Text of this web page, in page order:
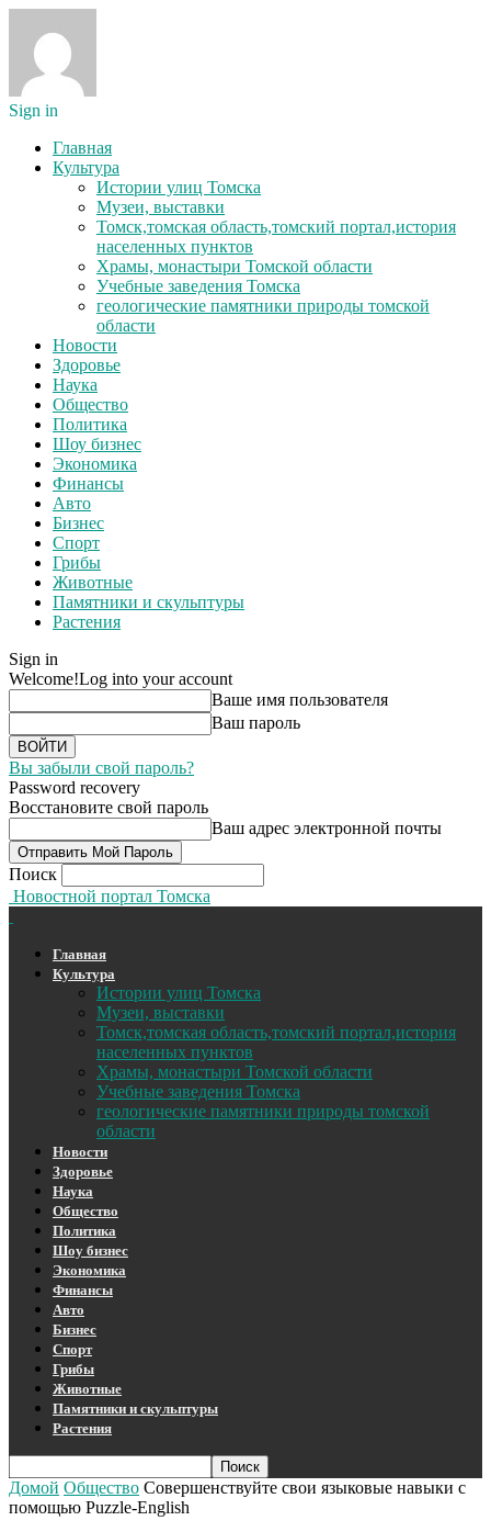
Sign in
Главная
Культура
Истории улиц Томска
Музеи, выставки
Томск,томская область,томский портал,история
населенных пунктов
Храмы, монастыри Томской области
Учебные заведения Томска
геологические памятники природы томской
области
Новости
Здоровье
Наука
Общество
Политика
Шоу бизнес
Экономика
Финансы
Авто
Бизнес
Спорт
Грибы
Животные
Памятники и скульптуры
Растения
Sign in
Welcome!Log into your account
Ваше имя пользователя
Ваш пароль
Вы забыли свой пароль?
Password recovery
Восстановите свой пароль
Ваш адрес электронной почты
Поиск
Новостной портал Томска
Главная
Культура
Истории улиц Томска
Музеи, выставки
Томск,томская область,томский портал,история
населенных пунктов
Храмы, монастыри Томской области
Учебные заведения Томска
геологические памятники природы томской
области
Новости
Здоровье
Наука
Общество
Политика
Шоу бизнес
Экономика
Финансы
Авто
Бизнес
Спорт
Грибы
Животные
Памятники и скульптуры
Растения
Домой Общество Совершенствуйте свои языковые навыки с
помощью Puzzle-English